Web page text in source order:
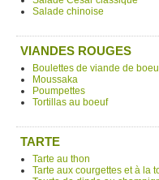
Salade chinoise
VIANDES ROUGES
Boulettes de viande de
Moussaka
Poumpettes
Tortillas au boeuf
TARTE
Tarte au thon
Tarte aux courgettes et à la